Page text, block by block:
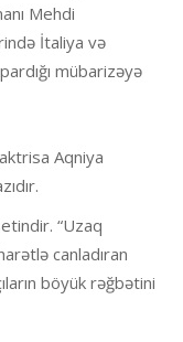
Mehdi
İtaliya və
mübarizəyə
Aqniya
“Uzaq
canladıran
böyük rəğbətini